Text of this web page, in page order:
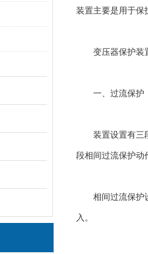
装置主要是用于保
变压器保护装
一、过流保护
装置设置有三段
段相间过流保护动
相间过流保护设
入。